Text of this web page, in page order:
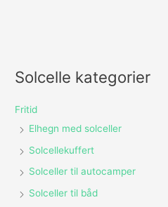
Solcelle kategorier
Fritid
Elhegn med solceller
Solcellekuffert
Solceller til autocamper
Solceller til båd